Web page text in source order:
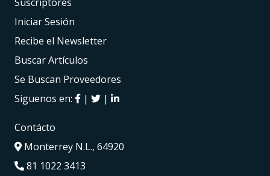
Iniciar Sesión
Recibe el Newsletter
Buscar Artículos
Se Buscan Proveedores
Siguenos en:
| |
Contácto
Monterrey N.L., 64920
81 1022 3413